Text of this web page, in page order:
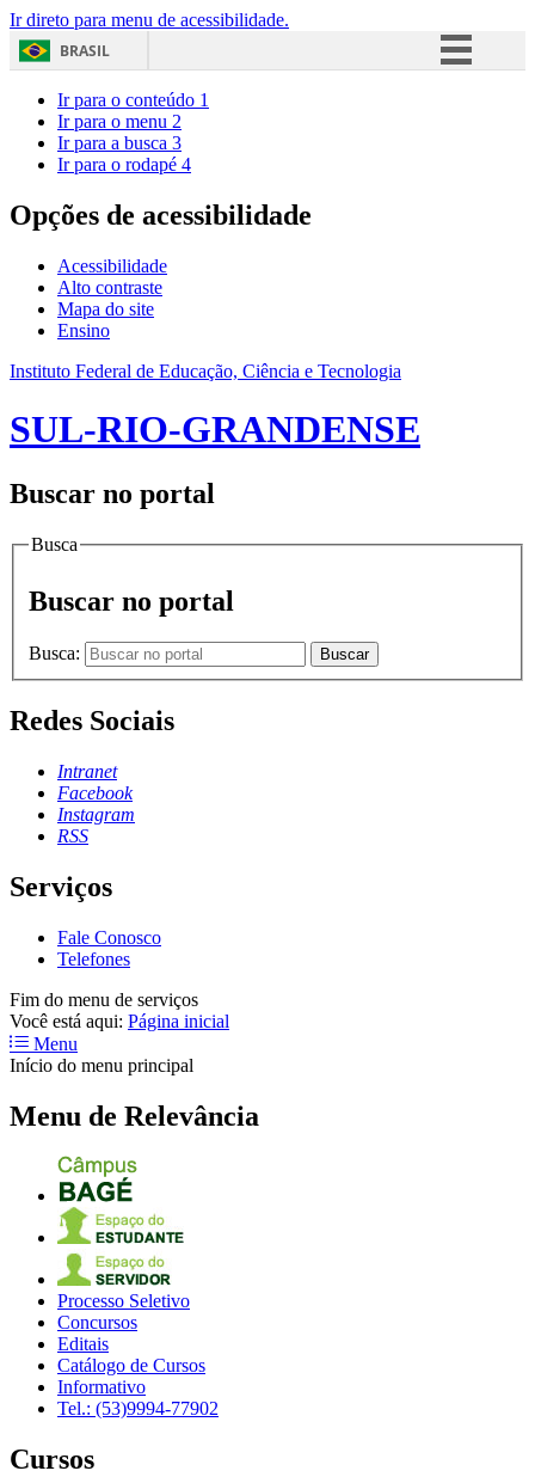
Ir direto para menu de acessibilidade.
BRASIL
Acesso à informação
Ir para o conteúdo 1
Ir para o menu 2
Ir para a busca 3
Ir para o rodapé 4
Opções de acessibilidade
Acessibilidade
Alto contraste
Mapa do site
Ensino
Instituto Federal de Educação, Ciência e Tecnologia
SUL-RIO-GRANDENSE
Buscar no portal
Busca
Buscar no portal
Busca: Buscar
Redes Sociais
Intranet
Facebook
Instagram
RSS
Serviços
Fale Conosco
Telefones
Fim do menu de serviços
Você está aqui: Página inicial
Menu
Início do menu principal
Menu de Relevância
Processo Seletivo
Concursos
Editais
Catálogo de Cursos
Informativo
Tel.: (53)9994-77902
Cursos